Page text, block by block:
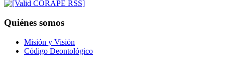
Quiénes somos
Misión y Visión
Código Deontológico